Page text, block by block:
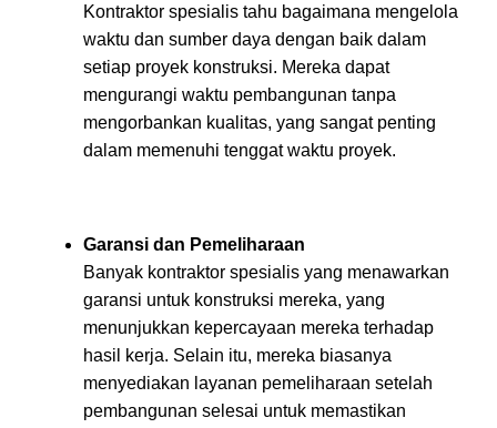
Kontraktor spesialis tahu bagaimana mengelola
waktu dan sumber daya dengan baik dalam
setiap proyek konstruksi. Mereka dapat
mengurangi waktu pembangunan tanpa
mengorbankan kualitas, yang sangat penting
dalam memenuhi tenggat waktu proyek.
Garansi dan Pemeliharaan
Banyak kontraktor spesialis yang menawarkan
garansi untuk konstruksi mereka, yang
menunjukkan kepercayaan mereka terhadap
hasil kerja. Selain itu, mereka biasanya
menyediakan layanan pemeliharaan setelah
pembangunan selesai untuk memastikan